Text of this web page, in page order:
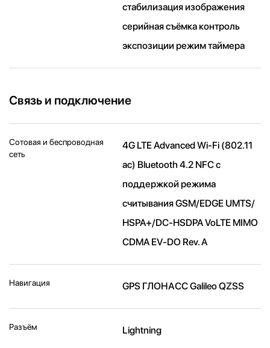
стабилизация изображения
серийная съëмка контроль
экспозиции режим таймера
Связь и подключение
Сотовая и беспроводная
сеть
4G LTE Advanced Wi-Fi (802.11​
ac) Bluetooth 4.2 NFC с
поддержкой режима
считывания GSM/EDGE UMTS/​
HSPA+/​DC-HSDPA VoLTE MIMO
CDMA EV-DO Rev. A
Навигация GPS ГЛОНАСС Galileo QZSS
Разъём Lightning